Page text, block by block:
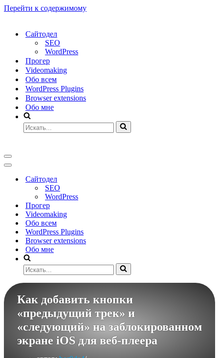
Перейти к содержимому
Сайтодел
SEO
WordPress
Прогер
Videomaking
Обо всем
WordPress Plugins
Browser extensions
Обо мне
Искать...
Меню
навигации
Меню
навигацииСайтодел
SEO
WordPress
Прогер
Videomaking
Обо всем
WordPress Plugins
Browser extensions
Обо мне
Искать...
Как добавить кнопки
«предыдущий трек» и
«следующий» на заблокированном
экране iOS для веб‑плеера